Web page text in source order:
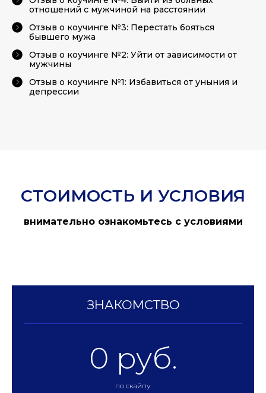
отношений с мужчиной на расстоянии
Отзыв о коучинге №3: Перестать бояться
бывшего мужа
Отзыв о коучинге №2: Уйти от зависимости от
мужчины
Отзыв о коучинге №1: Избавиться от уныния и
депрессии
СТОИМОСТЬ И УСЛОВИЯ
внимательно ознакомьтесь с условиями
ЗНАКОМСТВО
0 руб.
по скайпу